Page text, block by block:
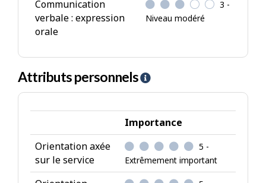
Communication
verbale : expression
orale
3 -
Niveau modéré
Attributs personnels
A
i
e
-
A
t
Importance
Orientation axée
sur le service
5 -
Extrêmement important